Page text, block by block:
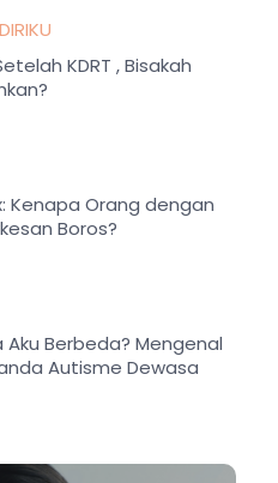
KDRT , Bisakah
Kenapa Orang dengan
Boros?
Aku Berbeda? Mengenal
Autisme Dewasa